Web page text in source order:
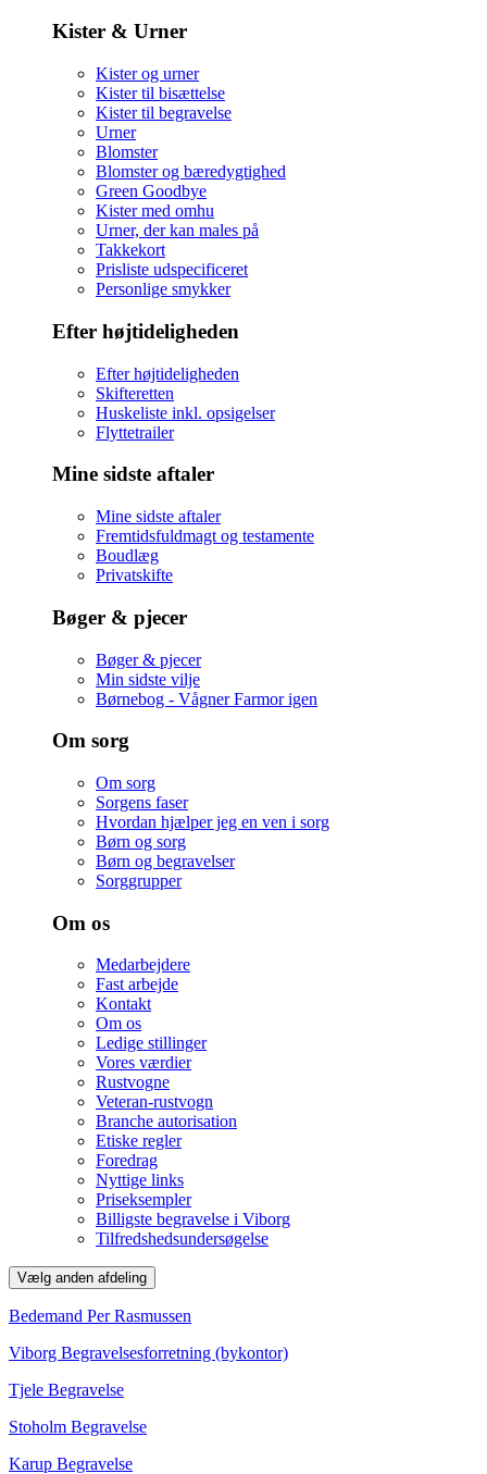
Kister & Urner
Kister og urner
Kister til bisættelse
Kister til begravelse
Urner
Blomster
Blomster og bæredygtighed
Green Goodbye
Kister med omhu
Urner, der kan males på
Takkekort
Prisliste udspecificeret
Personlige smykker
Efter højtideligheden
Efter højtideligheden
Skifteretten
Huskeliste inkl. opsigelser
Flyttetrailer
Mine sidste aftaler
Mine sidste aftaler
Fremtidsfuldmagt og testamente
Boudlæg
Privatskifte
Bøger & pjecer
Bøger & pjecer
Min sidste vilje
Børnebog - Vågner Farmor igen
Om sorg
Om sorg
Sorgens faser
Hvordan hjælper jeg en ven i sorg
Børn og sorg
Børn og begravelser
Sorggrupper
Om os
Medarbejdere
Fast arbejde
Kontakt
Om os
Ledige stillinger
Vores værdier
Rustvogne
Veteran-rustvogn
Branche autorisation
Etiske regler
Foredrag
Nyttige links
Priseksempler
Billigste begravelse i Viborg
Tilfredshedsundersøgelse
Vælg anden afdeling
Bedemand Per Rasmussen
Viborg Begravelsesforretning (bykontor)
Tjele Begravelse
Stoholm Begravelse
Karup Begravelse